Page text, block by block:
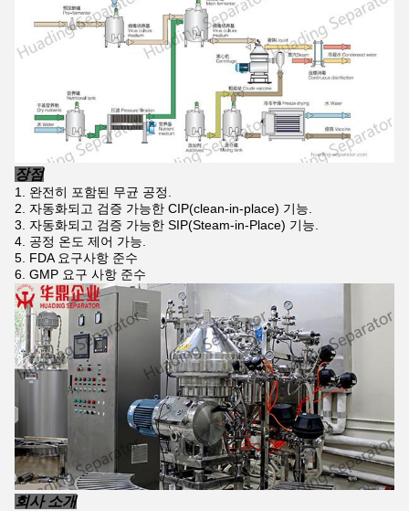
장점
완전히 포함된 무균 공정.
자동화되고 검증 가능한 CIP(clean-in-place) 기능.
자동화되고 검증 가능한 SIP(Steam-in-Place) 기능.
공정 온도 제어 가능.
FDA 요구사항 준수
GMP 요구 사항 준수
회사 소개